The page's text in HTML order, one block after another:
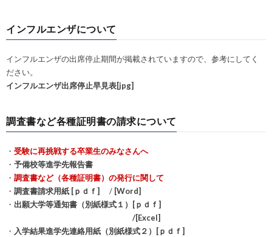
インフルエンザについて
インフルエンザの出席停止期間が掲載されていますので、参考にしてく
ださい。
インフルエンザ出席停止早見表[jpg]
調査書など各種証明書の請求について
・ 受験に再挑戦する卒業生のみなさんへ
・ 予備校等進学先報告書
・ 調査書など（各種証明書）の発行に関して
・ 調査書請求用紙 [ｐｄｆ] / [Word]
・ 出願大学等通知書（別紙様式１）[ｐｄｆ]
/[Excel]
・ 入学結果進学先連絡用紙（別紙様式２）[ｐｄｆ]